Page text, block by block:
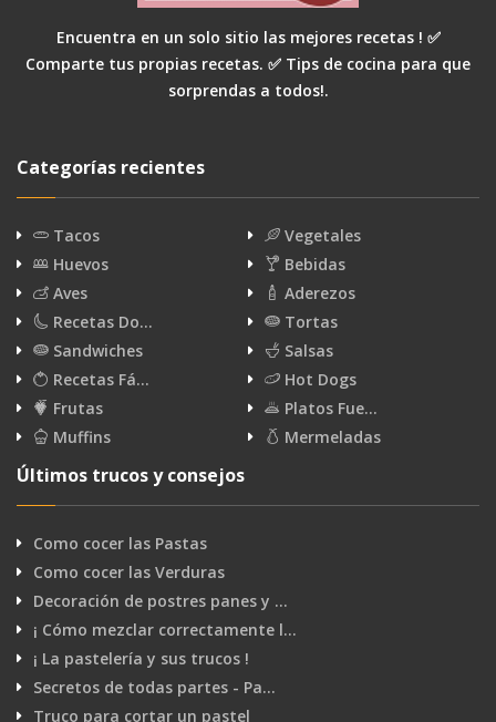
Encuentra en un solo sitio las mejores recetas ! ✅
Comparte tus propias recetas. ✅ Tips de cocina para que
sorprendas a todos!.
Categorías recientes
Tacos
Vegetales
Huevos
Bebidas
Aves
Aderezos
Recetas Do…
Tortas
Sandwiches
Salsas
Recetas Fá…
Hot Dogs
Frutas
Platos Fue…
Muffins
Mermeladas
Últimos trucos y consejos
Como cocer las Pastas
Como cocer las Verduras
Decoración de postres panes y …
¡ Cómo mezclar correctamente l…
¡ La pastelería y sus trucos !
Secretos de todas partes - Pa…
Truco para cortar un pastel